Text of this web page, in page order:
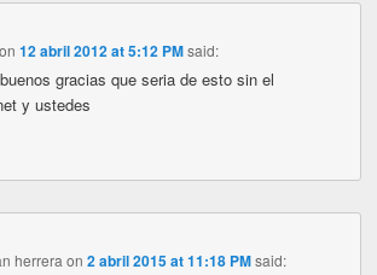
on 12 abril 2012 at 5:12 PM said:
gracias que seria de esto sin el
y ustedes
herrera on 2 abril 2015 at 11:18 PM said: